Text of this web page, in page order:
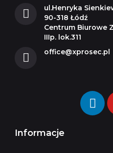
ul.Henryka
90-318 Łódź
Centrum Biurowe
IIIp. lok.311
office@xprosec.pl
Informacje